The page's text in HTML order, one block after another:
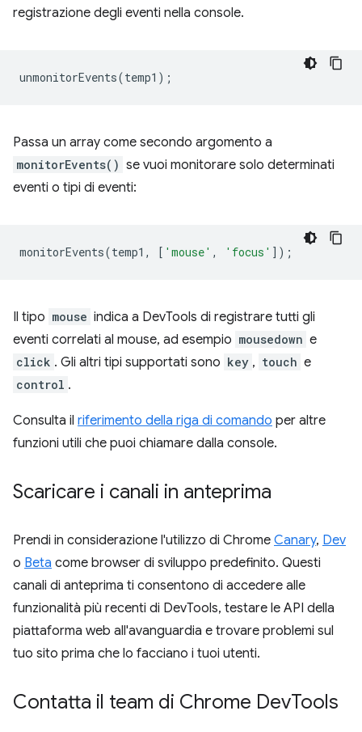
registrazione degli eventi nella console.
unmonitorEvents(temp1 );
Passa un array come secondo argomento a
monitorEvents() se vuoi monitorare solo determinati
eventi o tipi di eventi:
monitorEvents(temp1 , [ 'mouse' , 'focus' ]);
Il tipo mouse indica a DevTools di registrare tutti gli
eventi correlati al mouse, ad esempio mousedown e
click . Gli altri tipi supportati sono key , touch e
control .
Consulta il riferimento della riga di comando per altre
funzioni utili che puoi chiamare dalla console.
Scaricare i canali in anteprima
Prendi in considerazione l'utilizzo di Chrome Canary, Dev
o Beta come browser di sviluppo predefinito. Questi
canali di anteprima ti consentono di accedere alle
funzionalità più recenti di DevTools, testare le API della
piattaforma web all'avanguardia e trovare problemi sul
tuo sito prima che lo facciano i tuoi utenti.
Contatta il team di Chrome DevTools